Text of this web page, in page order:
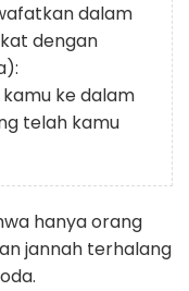
dalam
dengan
kamu ke dalam
telah kamu
hanya orang
jannah terhalang